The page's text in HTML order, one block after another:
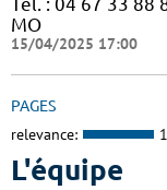
MO
15/04/2025 17:00
PAGES
relevance:
L'équipe